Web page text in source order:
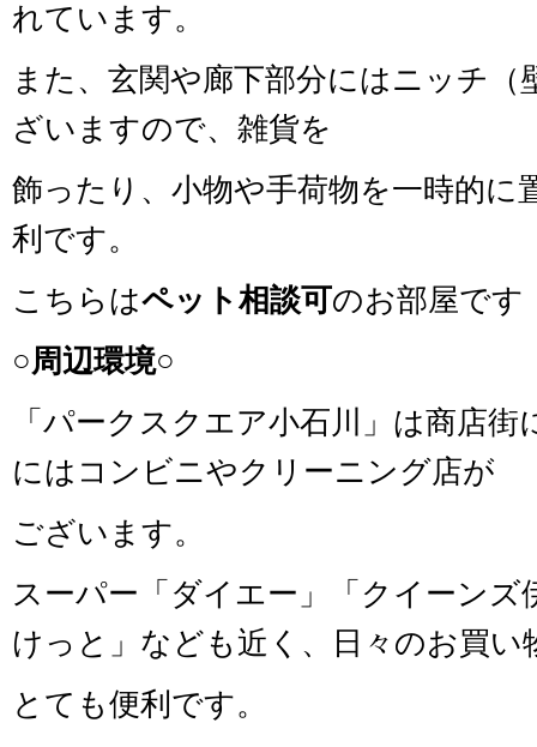
れています。
また、玄関や廊下部分にはニッチ（
ざいますので、雑貨を
飾ったり、小物や手荷物を一時的に
利です。
こちらはペット相談可のお部屋です
○周辺環境○
「パークスクエア小石川」は商店街
にはコンビニやクリーニング店が
ございます。
スーパー「ダイエー」「クイーンズ
けっと」なども近く、日々のお買い
とても便利です。